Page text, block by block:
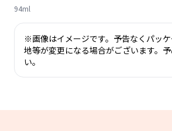
94ml
※画像はイメージです。予告なくパッ
地等が変更になる場合がございます。
い。